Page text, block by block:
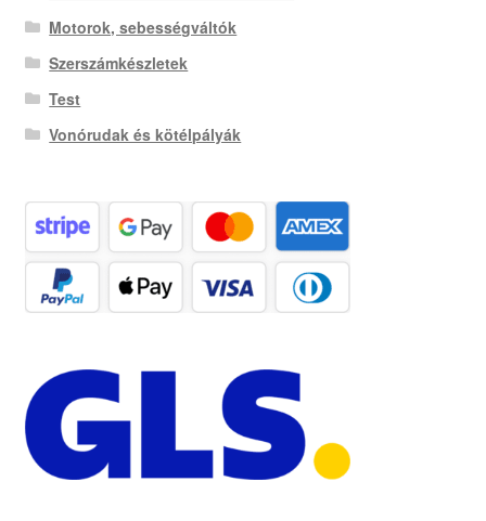
Motorok, sebességváltók
Szerszámkészletek
Test
Vonórudak és kötélpályák